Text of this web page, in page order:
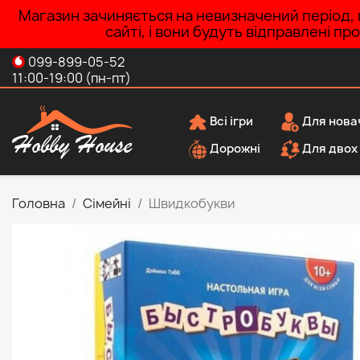
Магазин зачиняється на невизначений
сайті, і вони будуть відправлені
099-899-05-52
11:00-19:00 (пн-пт)
Всі ігри
Для
Дорожні
Для двох
Головна Сімейні Швидкобукви